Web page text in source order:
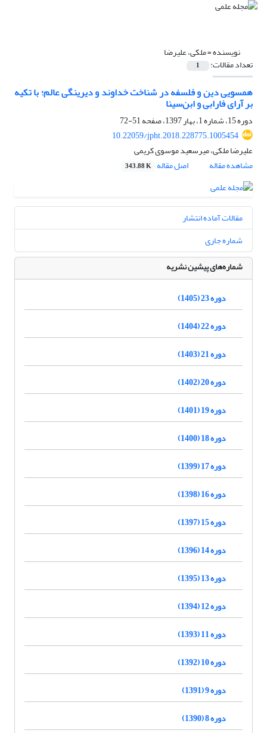
نویسنده =ملکی، علیرضا
تعداد مقالات: 1
همسویی دین و فلسفه در شناخت خداوند و دیرینگی عالم؛ با تکیه
بر آرای فارابی و ابن‌سینا
دوره 15، شماره 1، بهار 1397، صفحه
51-72
10.22059/jpht.2018.228775.1005454
علیرضا ملکی، میرسعید موسوی کریمی
مشاهده مقاله
اصل مقاله 343.88 K
مقالات آماده انتشار
شماره جاری
شماره‌های پیشین نشریه
دوره 23 (1405)
دوره 22 (1404)
دوره 21 (1403)
دوره 20 (1402)
دوره 19 (1401)
دوره 18 (1400)
دوره 17 (1399)
دوره 16 (1398)
دوره 15 (1397)
دوره 14 (1396)
دوره 13 (1395)
دوره 12 (1394)
دوره 11 (1393)
دوره 10 (1392)
دوره 9 (1391)
دوره 8 (1390)